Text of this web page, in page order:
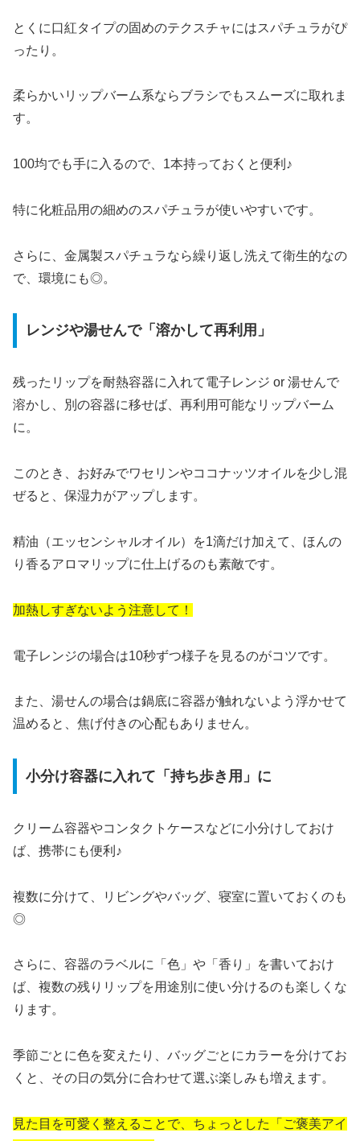
とくに口紅タイプの固めのテクスチャにはスパチュラがぴ
ったり。
柔らかいリップバーム系ならブラシでもスムーズに取れま
す。
100均でも手に入るので、1本持っておくと便利♪
特に化粧品用の細めのスパチュラが使いやすいです。
さらに、金属製スパチュラなら繰り返し洗えて衛生的なの
で、環境にも◎。
レンジや湯せんで「溶かして再利用」
残ったリップを耐熱容器に入れて電子レンジ or 湯せんで
溶かし、別の容器に移せば、再利用可能なリップバーム
に。
このとき、お好みでワセリンやココナッツオイルを少し混
ぜると、保湿力がアップします。
精油（エッセンシャルオイル）を1滴だけ加えて、ほんの
り香るアロマリップに仕上げるのも素敵です。
加熱しすぎないよう注意して！
電子レンジの場合は10秒ずつ様子を見るのがコツです。
また、湯せんの場合は鍋底に容器が触れないよう浮かせて
温めると、焦げ付きの心配もありません。
小分け容器に入れて「持ち歩き用」に
クリーム容器やコンタクトケースなどに小分けしておけ
ば、携帯にも便利♪
複数に分けて、リビングやバッグ、寝室に置いておくのも
◎
さらに、容器のラベルに「色」や「香り」を書いておけ
ば、複数の残りリップを用途別に使い分けるのも楽しくな
ります。
季節ごとに色を変えたり、バッグごとにカラーを分けてお
くと、その日の気分に合わせて選ぶ楽しみも増えます。
見た目を可愛く整えることで、ちょっとした「ご褒美アイ